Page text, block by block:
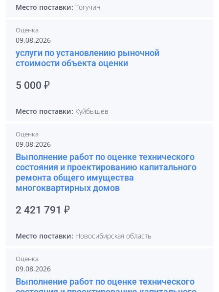
Место поставки: Тогучин
Оценка
09.08.2026
услуги по установлению рыночной
стоимости объекта оценки
5 000 ₽
Место поставки: Куйбышев
Оценка
09.08.2026
Выполнение работ по оценке технического
состояния и проектированию капитального
ремонта общего имущества
многоквартирных домов
2 421 791 ₽
Место поставки: Новосибирская область
Оценка
09.08.2026
Выполнение работ по оценке технического